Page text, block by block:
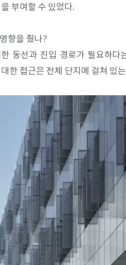
부여할 수 있었다.​
향을 줬나?
동선과 진입 경로가 필요하
한 접근은 전체 단지에 걸쳐 있